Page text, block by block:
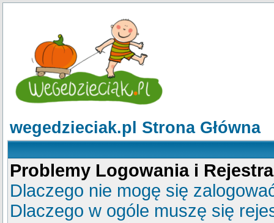
wegedzieciak.pl Strona Główna
Problemy Logowania i
Dlaczego nie mogę się
Dlaczego w ogóle muszę się